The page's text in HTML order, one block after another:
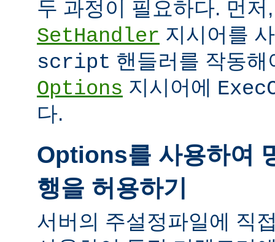
두 과정이 필요하다. 먼
SetHandler 지시어를
script 핸들러를 작동
Options 지시어에
다.
Options를 사용하여
행을 허용하기
서버의 주설정파일에 직